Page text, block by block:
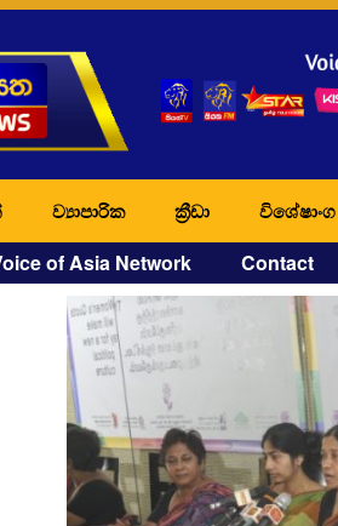
ව්‍යාපාරික ක්‍රීඩා විශේෂාංග
of Asia Network Contact